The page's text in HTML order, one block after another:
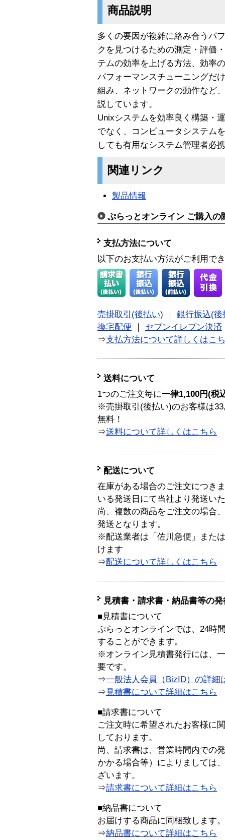
商品説明
多くの要因が複雑に絡み合うパ
クを見つけるための測定・評価
テムの効率を上げる方法、効率
パフォーマンスチューニングだ
組み、ネットワークの動作など
説しています。
Unixシステムを効率良く構築・
でなく、コンピュータシステム
しても有用なシステム管理者必
関連リンク
製品情報
ぷらっとオンライン ご購入の
支払方法について
以下のお支払い方法がご利用で
売掛取引(後払い)
銀行振込(後
換宅配便
セブンイレブン決済
⇒支払方法について詳しくはこ
送料について
1つのご注文毎に一律1,100円(税
※売掛取引(後払い)のお客様は
無料！
⇒送料について詳しくはこちら
配送について
在庫がある場合のご注文につき
いる発送日にて当社より発送い
尚、複数の商品をご注文の場合
発送となります。
※配送業者は「佐川急便」また
けます
⇒配送について詳しくはこちら
見積書・請求書・納品書等の
■見積書について
ぷらっとオンラインでは、24時
することができます。
※オンライン見積書発行には、
要です。
⇒一般法人会員（BizID）の詳細
⇒ 見積書について詳細はこちら
■請求書について
ご注文時に希望されたお客様に
しております。
尚、請求書は、営業時間内での
かかる場合等）によりましては
ざいます。
⇒請求書について詳細はこちら
■納品書について
お届けする商品に同梱致します。
⇒納品書について詳細はこちら